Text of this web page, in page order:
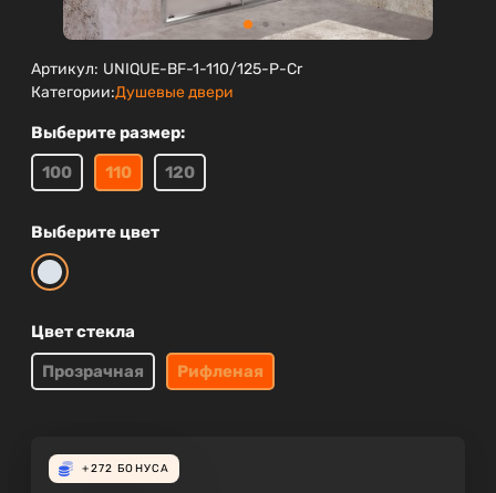
Артикул: UNIQUE-BF-1-110/125-P-Cr
Категории:Душевые двери
Выберите размер:
100
110 120
Выберите цвет
Цвет стекла
Прозрачная
Рифленая
+272 БОНУСА